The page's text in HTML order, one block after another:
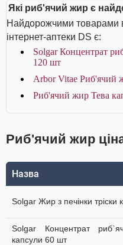
Які риб'ячий жир є
Найдорожчими товарами
інтернет-аптеки DS є:
Solgar Концентрат
120 шт
Arbor Vitae Риб'ячий
Риб'ячий жир Тева
Риб'ячий жир
Назва
Solgar Жир з печінки тріски
Solgar Концентрат
капсули 60 шт